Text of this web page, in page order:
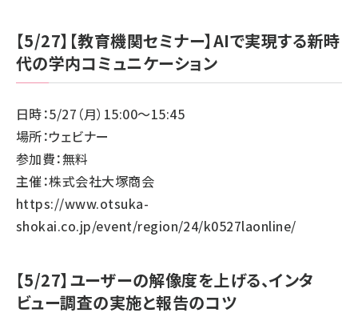
【5/27】【教育機関セミナー】AIで実現する新時
代の学内コミュニケーション
日時：5/27（月）15:00～15:45
場所：ウェビナー
参加費：無料
主催：株式会社大塚商会
https://www.otsuka-
shokai.co.jp/event/region/24/k0527laonline/
【5/27】ユーザーの解像度を上げる、インタ
ビュー調査の実施と報告のコツ